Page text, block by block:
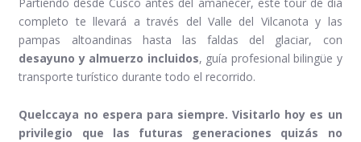
completo te llevará a través del Valle del Vilcanota y las
pampas altoandinas hasta las faldas del glaciar, con
desayuno y almuerzo incluidos, guía profesional bilingüe y
transporte turístico durante todo el recorrido.
Quelccaya no espera para siempre. Visitarlo hoy es un
privilegio que las futuras generaciones quizás no